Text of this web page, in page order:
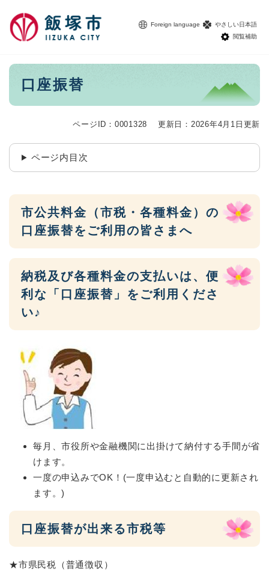
Foreign language
やさしい日本語
閲覧補助
本
口座振替
ページID：0001328 更新日：2026年4月1日更新
ページ内目次
市公共料金（市税・各種料金）の
口座振替をご利用の皆さまへ
納税及び各種料金の支払いは、便
利な「口座振替」をご利用くださ
い♪
毎月、市役所や金融機関に出掛けて納付する手間が省
けます。
一度の申込みでOK！(一度申込むと自動的に更新され
ます。)
口座振替が出来る市税等
★市県民税（普通徴収）